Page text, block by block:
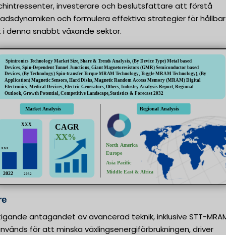
investerare och beslutsfattare att förstå
och formulera effektiva strategier för hållbar
i denna snabbt växande sektor.
antagandet av avancerad teknik, inklusive STT-
för att minska växlingsenergiförbrukningen, driver